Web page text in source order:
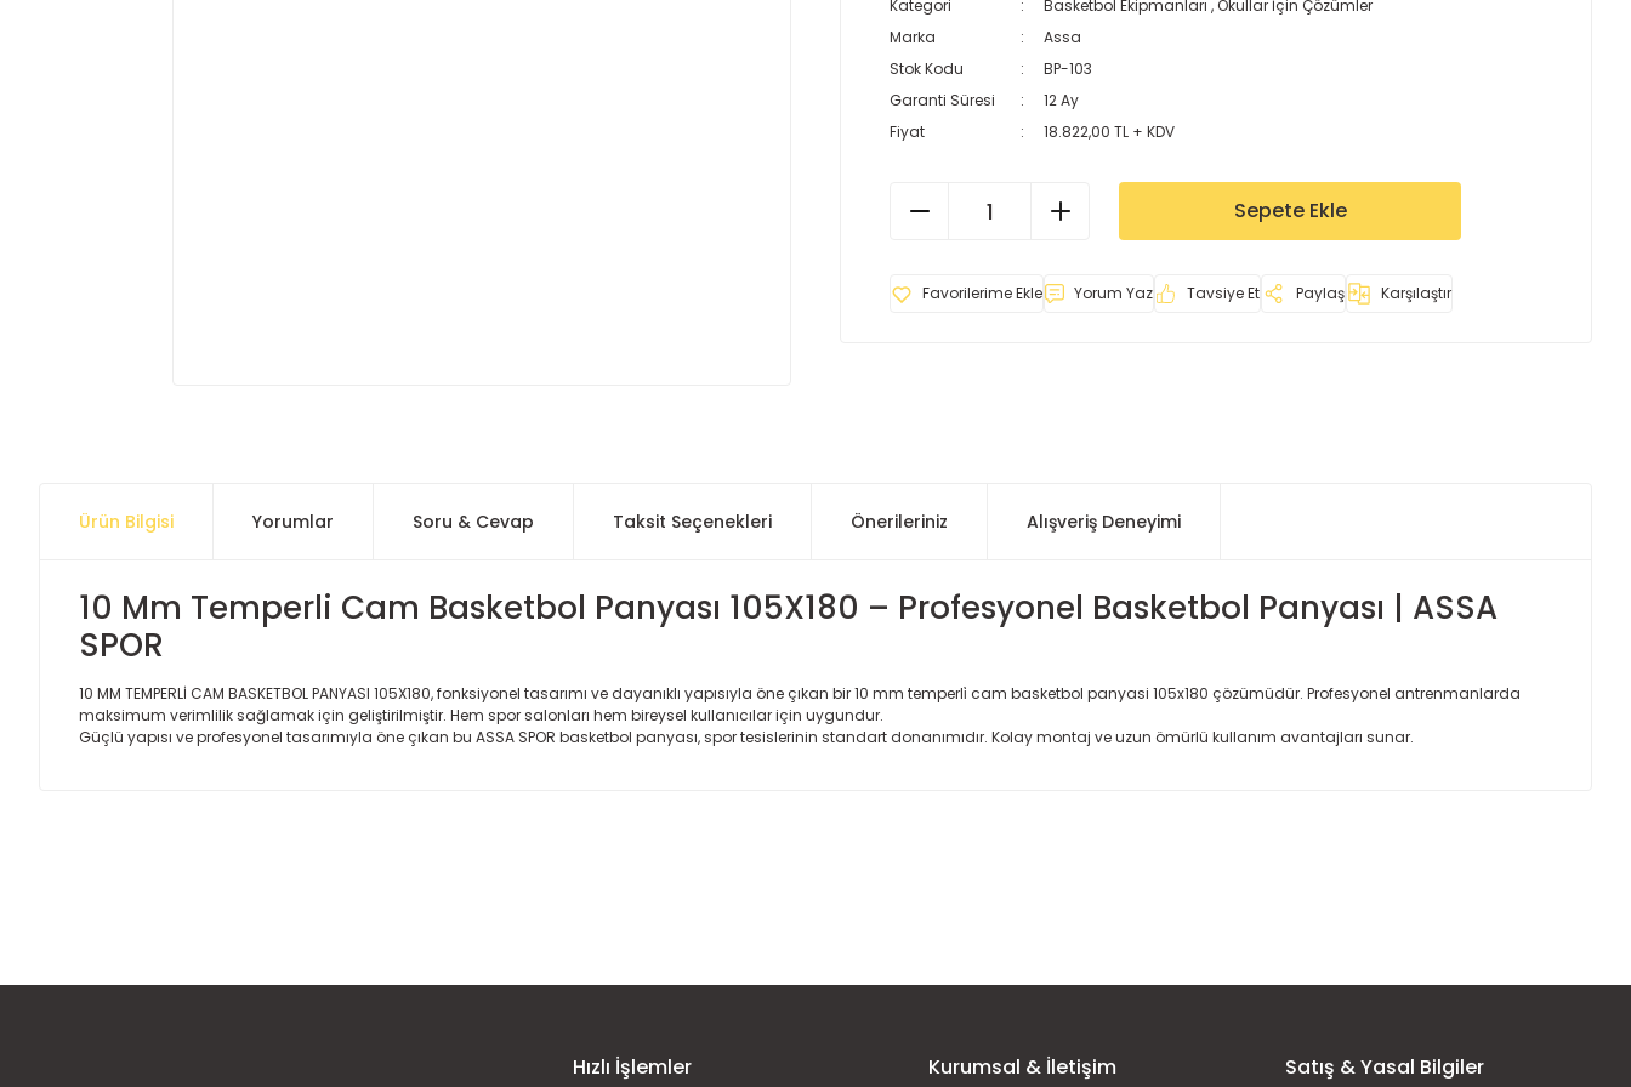
Kategori Basketbol Ekipmanları ,Okullar İçin Çözümler
Marka
Assa
Stok Kodu
BP-103
Garanti Süresi
12 Ay
Fiyat
18.822,00 TL + KDV
Sepete Ekle
Yorum Yaz Tavsiye Et Paylaş Karşılaştır
Ürün Bilgisi Yorumlar Soru & Cevap Taksit Seçenekleri Önerileriniz Alışveriş Deneyimi
10 Mm Temperli Cam Basketbol Panyası 105X180 – Profesyonel Basketbol Panyası | ASSA
SPOR
10 MM TEMPERLİ CAM BASKETBOL PANYASI 105X180, fonksiyonel tasarımı ve dayanıklı yapısıyla öne çıkan bir 10 mm temperli̇ cam basketbol panyasi 105x180 çözümüdür. Profesyonel antrenmanlarda
maksimum verimlilik sağlamak için geliştirilmiştir. Hem spor salonları hem bireysel kullanıcılar için uygundur.
Güçlü yapısı ve profesyonel tasarımıyla öne çıkan bu ASSA SPOR basketbol panyası, spor tesislerinin standart donanımıdır. Kolay montaj ve uzun ömürlü kullanım avantajları sunar.
Ürün bilgilerinde hatalar bulunuyor.
Hızlı İşlemler Kurumsal & İletişim Satış & Yasal Bilgiler